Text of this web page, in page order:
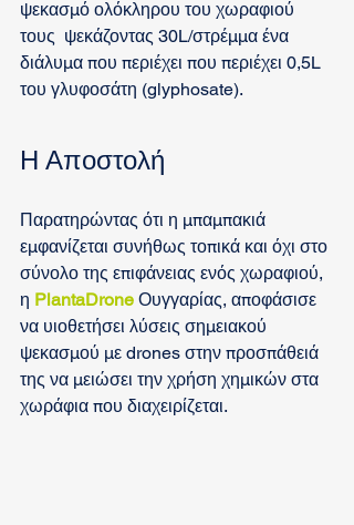
ψεκασμό ολόκληρου του χωραφιού
τους  ψεκάζοντας 30L/στρέμμα ένα
διάλυμα που περιέχει που περιέχει 0,5L
του γλυφοσάτη (glyphosate).
Η Αποστολή
Παρατηρώντας ότι η μπαμπακιά
εμφανίζεται συνήθως τοπικά και όχι στο
σύνολο της επιφάνειας ενός χωραφιού,
η PlantaDrone Ουγγαρίας, αποφάσισε
να υιοθετήσει λύσεις σημειακού
ψεκασμού με drones στην προσπάθειά
της να μειώσει την χρήση χημικών στα
χωράφια που διαχειρίζεται.